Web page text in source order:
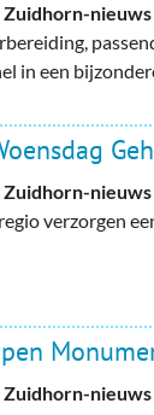
Zuidhorn-nieuws
in een
Zuidhorn-nieuws
verzorgen
Zuidhorn-nieuws